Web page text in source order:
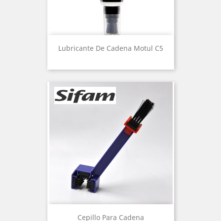
Lubricante De Cadena Motul C5
Cepillo Para Cadena